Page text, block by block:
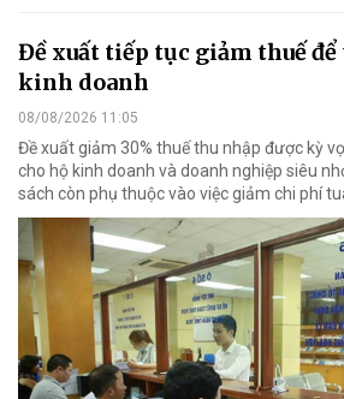
Đề xuất tiếp tục giảm thuế để
kinh doanh
08/08/2026 11:05
Đề xuất giảm 30% thuế thu nhập được kỳ
cho hộ kinh doanh và doanh nghiệp siêu
sách còn phụ thuộc vào việc giảm chi phí